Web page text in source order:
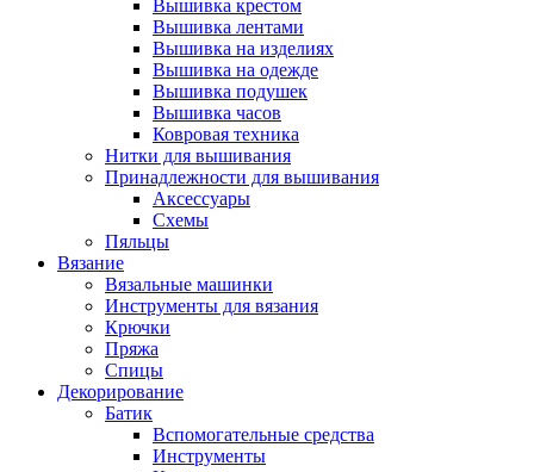
Вышивка крестом
Вышивка лентами
Вышивка на изделиях
Вышивка на одежде
Вышивка подушек
Вышивка часов
Ковровая техника
Нитки для вышивания
Принадлежности для вышивания
Аксессуары
Схемы
Пяльцы
Вязание
Вязальные машинки
Инструменты для вязания
Крючки
Пряжа
Спицы
Декорирование
Батик
Вспомогательные средства
Инструменты